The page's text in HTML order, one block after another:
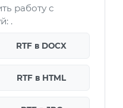
работу с
.
RTF в DOCX
RTF в HTML